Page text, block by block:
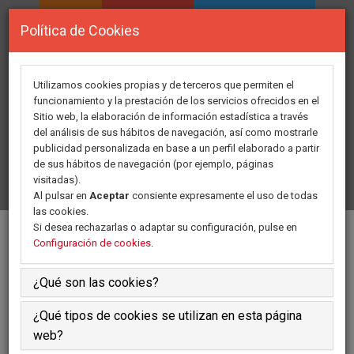
Política de Cookies
Utilizamos cookies propias y de terceros que permiten el
funcionamiento y la prestación de los servicios ofrecidos en el
Sitio web, la elaboración de información estadística a través
del análisis de sus hábitos de navegación, así como mostrarle
publicidad personalizada en base a un perfil elaborado a partir
de sus hábitos de navegación (por ejemplo, páginas
visitadas).
Al pulsar en Aceptar consiente expresamente el uso de todas
las cookies.
Si desea rechazarlas o adaptar su configuración, pulse en
Configuración de cookies.
¿Qué son las cookies?
¿Qué tipos de cookies se utilizan en esta página
web?
DIRECTORIO DE
RECURSOS
FORMACION
GRUPOS DE TRABAJO ACTIVIDADES
COMUNICADOS
ACTIVIDADES
INFORMACIÓN
Jornadas y Congresos